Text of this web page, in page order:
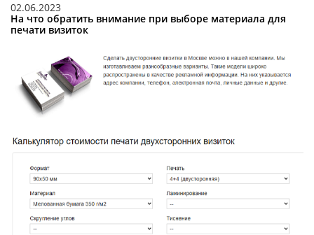
02.06.2023
На что обратить внимание при выборе материала для
печати визиток